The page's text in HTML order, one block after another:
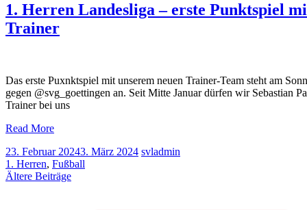
1. Herren Landesliga – erste Punktspiel
Trainer
Das erste Puxnktspiel mit unserem neuen Trainer-Team steht am
gegen @svg_goettingen an. Seit Mitte Januar dürfen wir Sebastian
Trainer bei uns
Read More
23. Februar 20243. März 2024 svladmin
1. Herren, Fußball
Beitragsnavigation
Ältere Beiträge